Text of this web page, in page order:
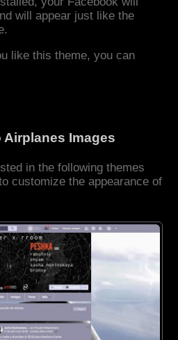
will appear just like the
like this theme, you can
Airplanes Images
in the following themes
customize the appearance of